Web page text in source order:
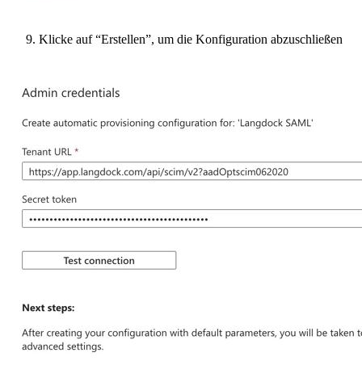
Klicke auf “Erstellen”, um die Konfiguration abzuschließen